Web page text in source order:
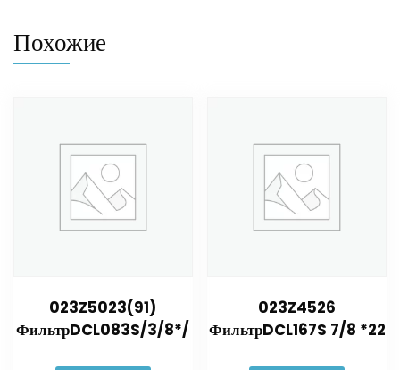
Похожие
023Z5023(91)
ФильтрDCL083S/3/8*/
023Z4526
ФильтрDCL167S 7/8 *22